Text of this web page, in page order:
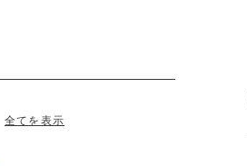
全てを表示